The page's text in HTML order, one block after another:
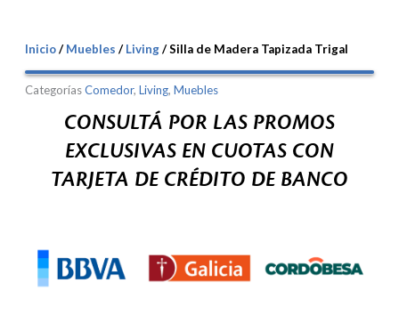
Inicio/Muebles /Living/ Silla de Madera Tapizada Trigal
CategoríasComedor, Living, Muebles
CONSULTÁ POR LAS PROMOS
EXCLUSIVAS EN CUOTAS CON
TARJETA DE CRÉDITO DE BANCO